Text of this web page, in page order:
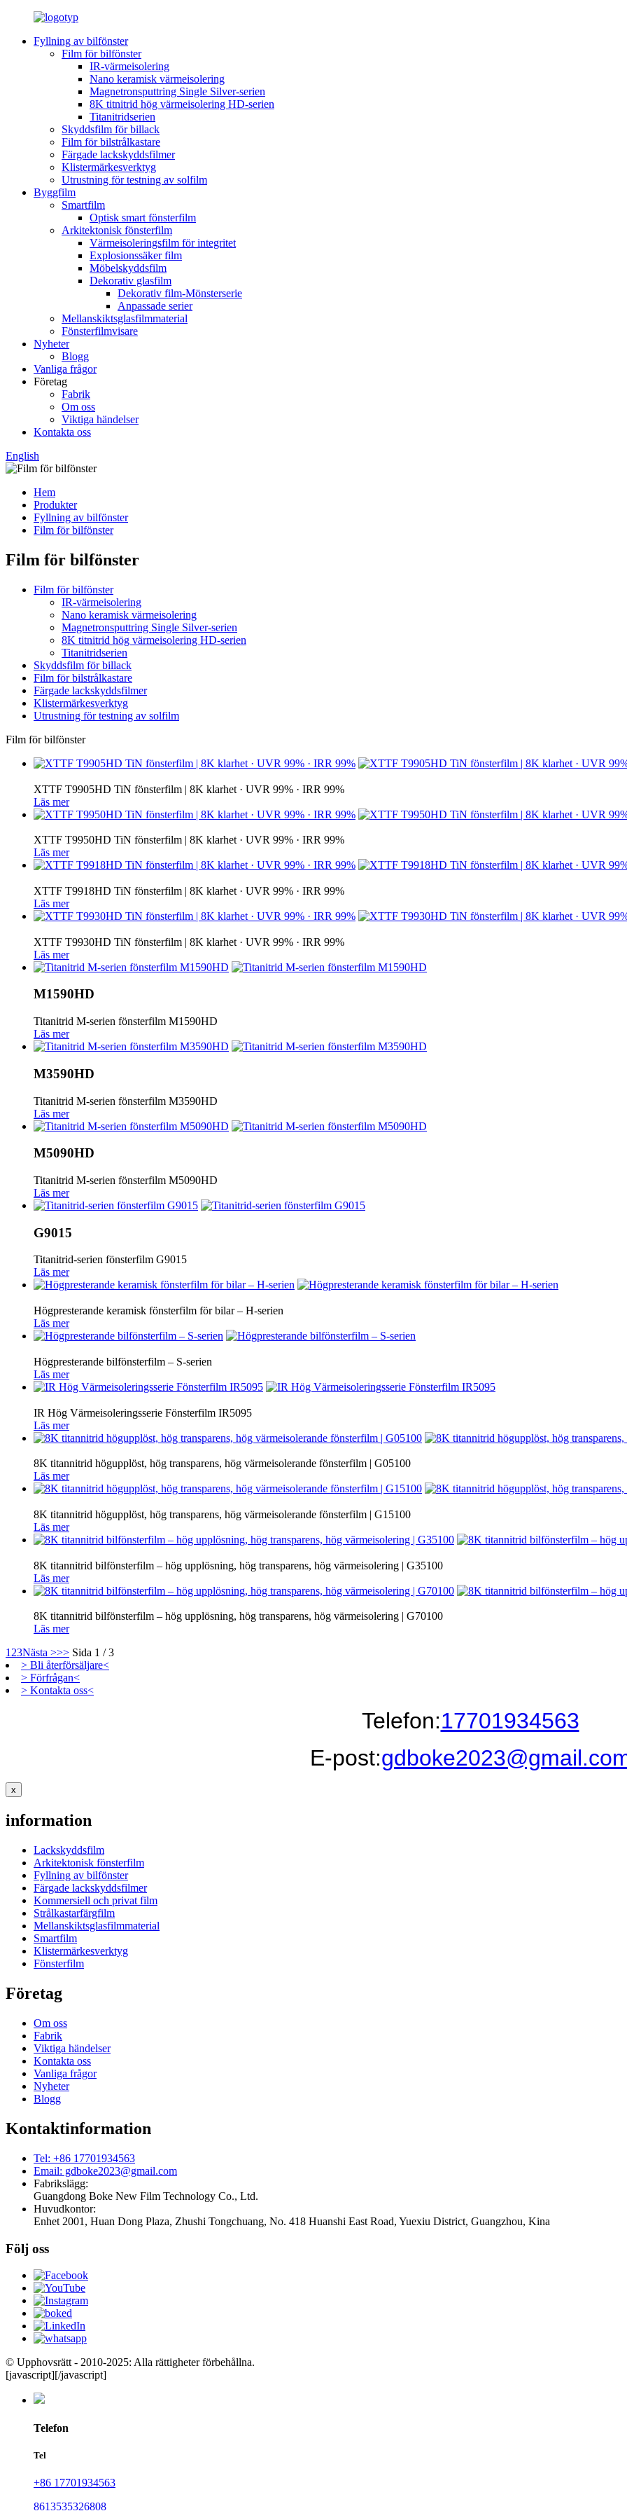
Fyllning av bilfönster
Film för bilfönster
IR-värmeisolering
Nano keramisk värmeisolering
Magnetronsputtring Single Silver-serien
8K titnitrid hög värmeisolering HD-serien
Titanitridserien
Skyddsfilm för billack
Film för bilstrålkastare
Färgade lackskyddsfilmer
Klistermärkesverktyg
Utrustning för testning av solfilm
Byggfilm
Smartfilm
Optisk smart fönsterfilm
Arkitektonisk fönsterfilm
Värmeisoleringsfilm för integritet
Explosionssäker film
Möbelskyddsfilm
Dekorativ glasfilm
Dekorativ film-Mönsterserie
Anpassade serier
Mellanskiktsglasfilmmaterial
Fönsterfilmvisare
Nyheter
Blogg
Vanliga frågor
Företag
Fabrik
Om oss
Viktiga händelser
Kontakta oss
English
Hem
Produkter
Fyllning av bilfönster
Film för bilfönster
Film för bilfönster
Film för bilfönster
IR-värmeisolering
Nano keramisk värmeisolering
Magnetronsputtring Single Silver-serien
8K titnitrid hög värmeisolering HD-serien
Titanitridserien
Skyddsfilm för billack
Film för bilstrålkastare
Färgade lackskyddsfilmer
Klistermärkesverktyg
Utrustning för testning av solfilm
Film för bilfönster
XTTF T9905HD TiN fönsterfilm | 8K klarhet · UVR 99% · IRR 99%
Läs mer
XTTF T9950HD TiN fönsterfilm | 8K klarhet · UVR 99% · IRR 99%
Läs mer
XTTF T9918HD TiN fönsterfilm | 8K klarhet · UVR 99% · IRR 99%
Läs mer
XTTF T9930HD TiN fönsterfilm | 8K klarhet · UVR 99% · IRR 99%
Läs mer
M1590HD
Titanitrid M-serien fönsterfilm M1590HD
Läs mer
M3590HD
Titanitrid M-serien fönsterfilm M3590HD
Läs mer
M5090HD
Titanitrid M-serien fönsterfilm M5090HD
Läs mer
G9015
Titanitrid-serien fönsterfilm G9015
Läs mer
Högpresterande keramisk fönsterfilm för bilar – H-serien
Läs mer
Högpresterande bilfönsterfilm – S-serien
Läs mer
IR Hög Värmeisoleringsserie Fönsterfilm IR5095
Läs mer
8K titannitrid högupplöst, hög transparens, hög värmeisolerande fönsterfilm | G05100
Läs mer
8K titannitrid högupplöst, hög transparens, hög värmeisolerande fönsterfilm | G15100
Läs mer
8K titannitrid bilfönsterfilm – hög upplösning, hög transparens, hög värmeisolering | G35100
Läs mer
8K titannitrid bilfönsterfilm – hög upplösning, hög transparens, hög värmeisolering | G70100
Läs mer
123Nästa >>> Sida 1 / 3
> Bli återförsäljare<
> Förfrågan<
> Kontakta oss<
Telefon:17701934563
E-post:
x
information
Lackskyddsfilm
Arkitektonisk fönsterfilm
Fyllning av bilfönster
Färgade lackskyddsfilmer
Kommersiell och privat film
Strålkastarfärgfilm
Mellanskiktsglasfilmmaterial
Smartfilm
Klistermärkesverktyg
Fönsterfilm
Företag
Om oss
Fabrik
Viktiga händelser
Kontakta oss
Vanliga frågor
Nyheter
Blogg
Kontaktinformation
Tel: +86 17701934563
Email: gdboke2023@gmail.com
Fabrikslägg:
Guangdong Boke New Film Technology Co., Ltd.
Huvudkontor:
Enhet 2001, Huan Dong Plaza, Zhushi Tongchuang, No. 418 Huanshi East Road, Yuexiu District, Guangzhou, Kina
Följ oss
© Upphovsrätt - 2010-2025: Alla rättigheter förbehållna.
[javascript][/javascript]
Telefon
Tel
+86 17701934563
8613535326808